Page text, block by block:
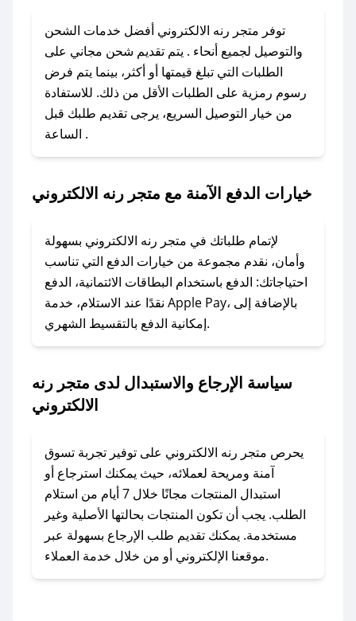
الكوبون، تواصل معنا عبر تويتر أو البريد الإلكتروني
لإضافته بسرعة.
### كيفية استخدام كود خصم متجر رنه الالكتروني؟
1. انسخ كود الخصم من تطبيق صحصح.
2. الصقه في خانة الدفع عند التسوق من متجر رنه
الالكتروني.
### ماذا أفعل إذا لم يعمل كود الخصم؟
الرسائل الخاصة على تويتر أو البريد الإلكتروني،
وسنقوم بحل المشكلة في أسرع وقت ممكن.
### ماذا أفعل إذا لم أجد كود خصم لمتجري
المفضل؟
في حال عدم توفر كوبونات لمتجرك المفضل، يمكنك
أسرع وقت ممكن.
متجر رنه الالكتروني؟
للحصول على كوبونات وخصومات حصرية، قم بما
يلي:
الالكتروني في تطبيق صحصح.
- تابع حسابنا الرسمي على تويتر وقم بتفعيل زر
توفر متجر رنه الالكتروني أفضل خدمات الشحن
والتوصيل لجميع أنحاء . يتم تقديم شحن مجاني على
الطلبات التي تبلغ قيمتها أو أكثر، بينما يتم فرض
رسوم رمزية على الطلبات الأقل من ذلك. للاستفادة
من خيار التوصيل السريع، يرجى تقديم طلبك قبل
الساعة .
خيارات الدفع الآمنة مع متجر رنه الالكتروني
لإتمام طلباتك في متجر رنه الالكتروني بسهولة
وأمان، نقدم مجموعة من خيارات الدفع التي تناسب
احتياجاتك: الدفع باستخدام البطاقات الائتمانية، الدفع
نقدًا عند الاستلام، خدمة Apple Pay، بالإضافة إلى
إمكانية الدفع بالتقسيط الشهري.
سياسة الإرجاع والاستبدال لدى متجر رنه
الالكتروني
يحرص متجر رنه الالكتروني على توفير تجربة تسوق
آمنة ومريحة لعملائه، حيث يمكنك استرجاع أو
استبدال المنتجات مجانًا خلال 7 أيام من استلام
الطلب. يجب أن تكون المنتجات بحالتها الأصلية وغير
مستخدمة. يمكنك تقديم طلب الإرجاع بسهولة عبر
موقعنا الإلكتروني أو من خلال خدمة العملاء.